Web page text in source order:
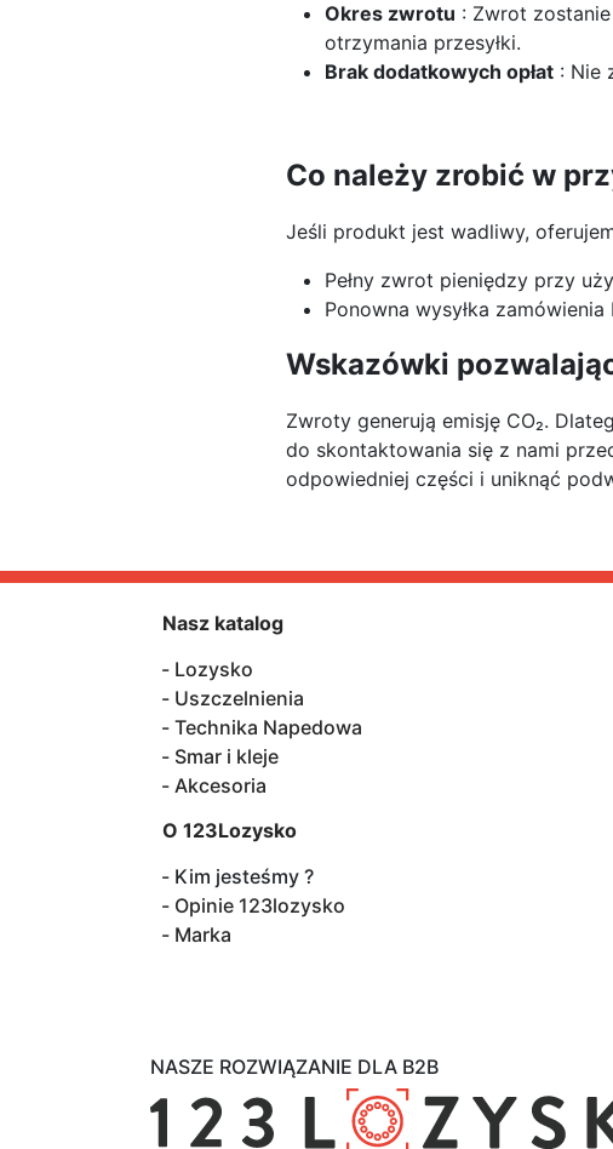
Okres zwrotu : Zwrot
otrzymania przesyłki.
Brak dodatkowych opłat : Nie
Co należy zrobić w
Jeśli produkt jest wadliwy,
Pełny zwrot pieniędzy przy
Ponowna wysyłka
Wskazówki
Zwroty generują emisję CO₂.
do skontaktowania się z nami
odpowiedniej części i uniknąć
NASZE ROZWIĄZANIE DLA B2B
Nasz katalog
Lozysko
Uszczelnienia
Technika Napedowa
Smar i kleje
Akcesoria
O 123Lozysko
Kim jesteśmy ?
Opinie 123lozysko
Marka